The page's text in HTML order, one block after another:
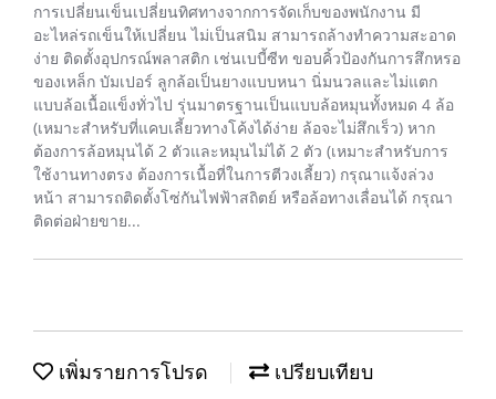
การเปลี่ยนเข็นเปลี่ยนทิศทางจากการจัดเก็บของพนักงาน มี
อะไหล่รถเข็นให้เปลี่ยน ไม่เป็นสนิม สามารถล้างทำความสะอาด
ง่าย ติดตั้งอุปกรณ์พลาสติก เช่นเบบี้ซีท ขอบคิ้วป้องกันการสึกหรอ
ของเหล็ก บัมเปอร์ ลูกล้อเป็นยางแบบหนา นิ่มนวลและไม่แตก
แบบล้อเนื้อแข็งทั่วไป รุ่นมาตรฐานเป็นแบบล้อหมุนทั้งหมด 4 ล้อ
(เหมาะสำหรับที่แคบเลี้ยวทางโค้งได้ง่าย ล้อจะไม่สึกเร็ว) หาก
ต้องการล้อหมุนได้ 2 ตัวและหมุนไม่ได้ 2 ตัว (เหมาะสำหรับการ
ใช้งานทางตรง ต้องการเนื้อที่ในการตีวงเลี้ยว) กรุณาแจ้งล่วง
หน้า สามารถติดตั้งโซ่กันไฟฟ้าสถิตย์ หรือล้อทางเลื่อนได้ กรุณา
ติดต่อฝ่ายขาย...
เพิ่มรายการโปรด เปรียบเทียบ